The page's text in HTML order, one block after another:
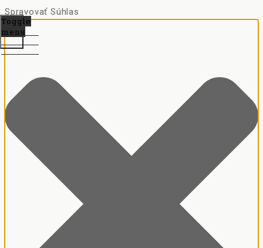
Spravovať Súhlas
Toggle
menu